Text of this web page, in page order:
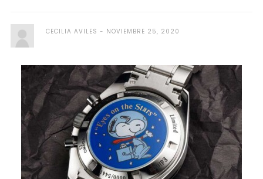
CECILIA AVILES NOVIEMBRE 25, 2020